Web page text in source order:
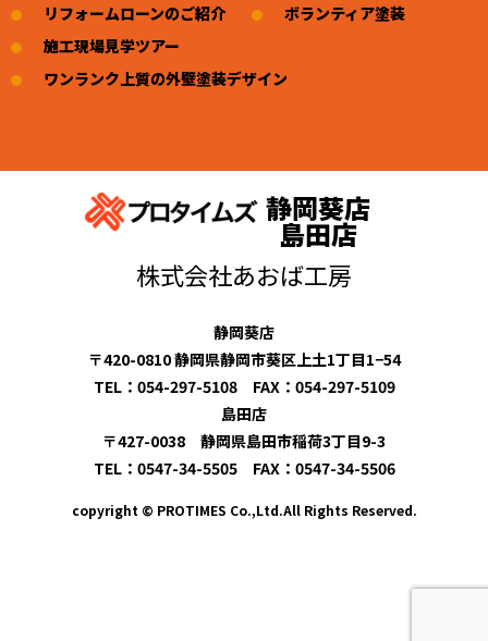
リフォームローンのご紹介
ボランティア塗装
施工現場見学ツアー
ワンランク上質の外壁塗装デザイン
静岡葵店
島田店
株式会社あおば工房
静岡葵店
〒420-0810 静岡県静岡市葵区上土1丁目1−54
TEL：054-297-5108 FAX：054-297-5109
島田店
〒427-0038 静岡県島田市稲荷3丁目9-3
TEL：0547-34-5505 FAX：0547-34-5506
copyright © PROTIMES Co.,Ltd.All Rights Reserved.